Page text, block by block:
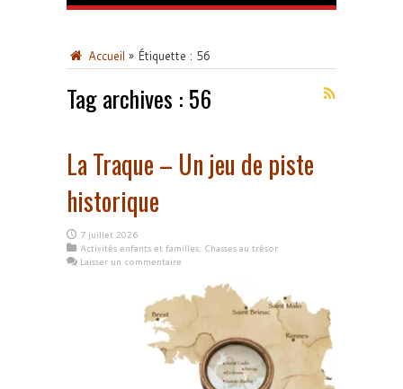
Accueil » Étiquette : 56
Tag archives : 56
La Traque – Un jeu de piste
historique
7 juillet 2026
Activités enfants et familles, Chasses au trésor
Laisser un commentaire